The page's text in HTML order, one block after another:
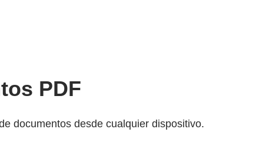
PDF
documentos desde cualquier dispositivo.